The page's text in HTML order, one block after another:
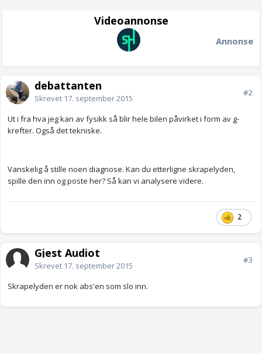
Videoannonse
Annonse
debattanten
Skrevet 17. september 2015
#2
Ut i fra hva jeg kan av fysikk så blir hele bilen påvirket i form av g-
krefter. Også det tekniske.
Vanskelig å stille noen diagnose. Kan du etterligne skrapelyden,
spille den inn og poste her? Så kan vi analysere videre.
2
Gjest Audiot
Skrevet 17. september 2015
#3
Skrapelyden er nok abs'en som slo inn.